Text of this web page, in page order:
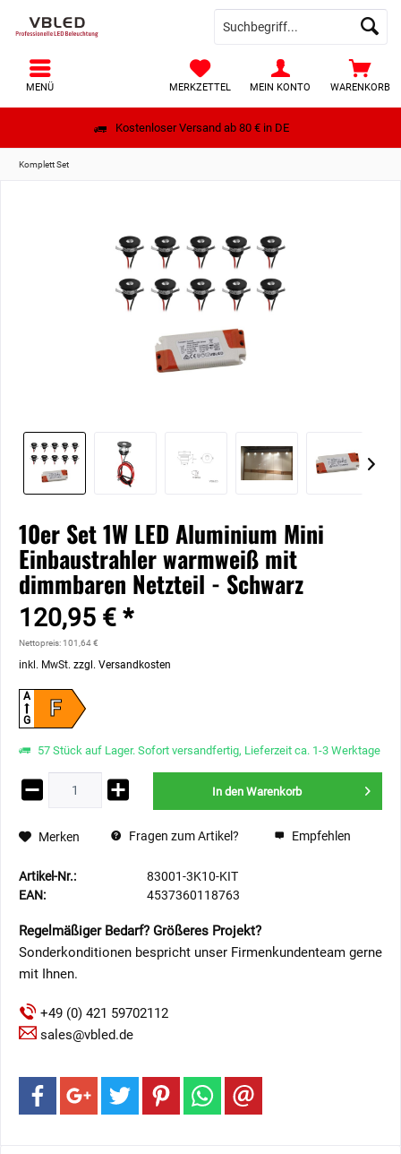
Kostenloser Versand ab 80 € in DE
WARENKORB
MERKZETTEL MEIN KONTO
MENÜ
Komplett Set
10er Set 1W LED Aluminium Mini
Einbaustrahler warmweiß mit
dimmbaren Netzteil - Schwarz
120,95 € *
Nettopreis: 101,64 €
inkl. MwSt. zzgl. Versandkosten
F
A
G
57 Stück auf Lager. Sofort versandfertig, Lieferzeit ca. 1-3 Werktage
In den Warenkorb
Merken Fragen zum Artikel? Empfehlen
Artikel-Nr.:
83001-3K10-KIT
EAN:
4537360118763
Regelmäßiger Bedarf? Größeres Projekt?
Sonderkonditionen bespricht unser Firmenkundenteam gerne
mit Ihnen.
+49 (0) 421 59702112
sales@vbled.de